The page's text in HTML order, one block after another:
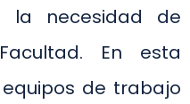
la necesidad de
En esta
de trabajo